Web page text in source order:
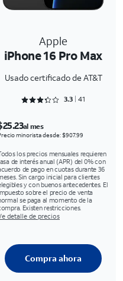
Apple
iPhone 16 Pro Max
Usado certificado de AT&T
Rated 3.3171 out of 5
3.3 41
al mes
minorista desde: $907.99
los precios mensuales requieren
de interés anual (APR) del 0% con
de pago en cuotas durante 36
Sin cargo inicial para clientes
y con buenos antecedentes. El
sobre el precio de venta
se paga al momento de la
Existen restricciones.
detalle de precios
Compra ahora